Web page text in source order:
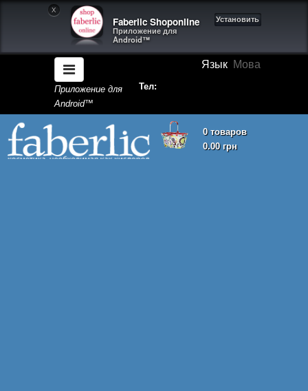
X
Faberlic Shoponline
Приложение для
Android™
Установить
Язык Мова
Приложение для
Android™
Тел:
0 товаров
0.00 грн
Корзина покупок пуста!